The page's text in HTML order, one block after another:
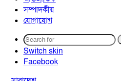
সম্পাদকীয়
যোগাযোগ
Switch skin
Facebook